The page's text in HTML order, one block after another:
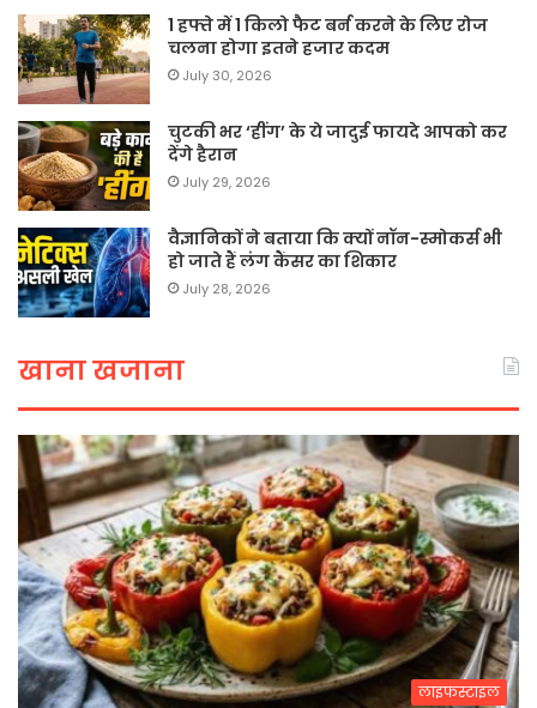
1 हफ्ते में 1 किलो फैट बर्न करने के लिए रोज
चलना होगा इतने हजार कदम
July 30, 2026
चुटकी भर ‘हींग’ के ये जादुई फायदे आपको कर
देंगे हैरान
July 29, 2026
वैज्ञानिकों ने बताया कि क्यों नॉन-स्मोकर्स भी
हो जाते हैं लंग कैंसर का शिकार
July 28, 2026
खाना खजाना
लाइफस्टाइल